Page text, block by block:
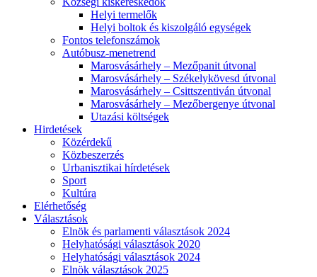
Helyi termelők
Helyi boltok és kiszolgáló egységek
Fontos telefonszámok
Autóbusz-menetrend
Marosvásárhely – Mezőpanit útvonal
Marosvásárhely – Székelykövesd útvonal
Marosvásárhely – Csittszentiván útvonal
Marosvásárhely – Mezőbergenye útvonal
Utazási költségek
Hirdetések
Közérdekű
Közbeszerzés
Urbanisztikai hírdetések
Sport
Kultúra
Elérhetőség
Választások
Elnök és parlamenti választások 2024
Helyhatósági választások 2020
Helyhatósági választások 2024
Elnök választások 2025